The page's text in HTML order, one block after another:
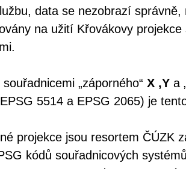
data se nezobrazí
na užití Křovákovy projekce
„záporného“ X ,Y a
5514 a EPSG 2065) je
projekce jsou resortem ČÚZK
kódů souřadnicových